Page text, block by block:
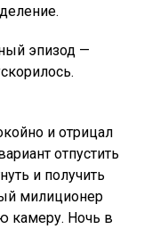
эпизод —
и отрицал
отпустить
и получить
милиционер
камеру. Ночь в